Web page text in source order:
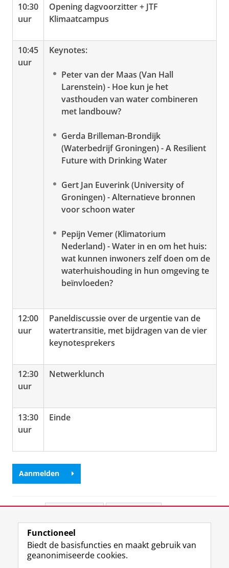
10:30
uur
Opening dagvoorzitter + JTF
Klimaatcampus
10:45
uur
Keynotes:
Peter van der Maas (Van Hall
Larenstein) - Hoe kun je het
vasthouden van water combineren
met landbouw?
Gerda Brilleman-Brondijk
(Waterbedrijf Groningen) - A Resilient
Future with Drinking Water
Gert Jan Euverink (University of
Groningen) - Alternatieve bronnen
voor schoon water
Pepijn Vemer (Klimatorium
Nederland) - Water in en om het huis:
wat kunnen inwoners zelf doen om de
waterhuishouding in hun omgeving te
beïnvloeden?
12:00
uur
Paneldiscussie over de urgentie van de
watertransitie, met bijdragen van de vier
keynotesprekers
12:30
uur
Netwerklunch
13:30
uur
Einde
Aanmelden
View this page in:English
Functioneel
Biedt de basisfuncties en maakt gebruik van
geanonimiseerde cookies.